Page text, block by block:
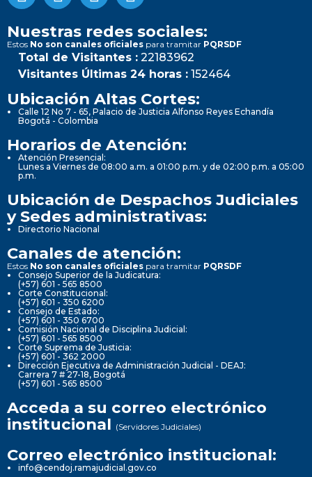
Nuestras redes sociales:
Estos No son canales oficiales para tramitar PQRSDF
Total de Visitantes : 22183962
Visitantes Últimas 24 horas : 152464
Ubicación Altas Cortes:
Calle 12 No 7 - 65, Palacio de Justicia Alfonso Reyes Echandía
Bogotá - Colombia
Horarios de Atención:
Atención Presencial:
Lunes a Viernes de 08:00 a.m. a 01:00 p.m. y de 02:00 p.m. a 05:00
p.m.
Ubicación de Despachos Judiciales
y Sedes administrativas:
Directorio Nacional
Canales de atención:
Estos No son canales oficiales para tramitar PQRSDF
Consejo Superior de la Judicatura:
(+57) 601 - 565 8500
Corte Constitucional:
(+57) 601 - 350 6200
Consejo de Estado:
(+57) 601 - 350 6700
Comisión Nacional de Disciplina Judicial:
(+57) 601 - 565 8500
Corte Suprema de Justicia:
(+57) 601 - 362 2000
Dirección Ejecutiva de Administración Judicial - DEAJ:
Carrera 7 # 27-18, Bogotá
(+57) 601 - 565 8500
Acceda a su correo electrónico
institucional (Servidores Judiciales)
Correo electrónico institucional:
info@cendoj.ramajudicial.gov.co